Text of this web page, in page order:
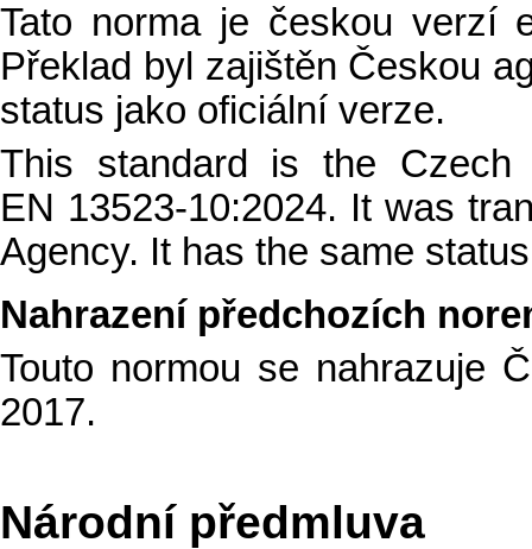
Tato norma je českou verzí
Překlad byl zajištěn Českou
status jako oficiální verze.
This standard is the Czech
EN 13523-10:2024. It was
Agency. It has the same
Nahrazení předchozích
Touto normou se nahrazuje
2017.
Národní předmluva